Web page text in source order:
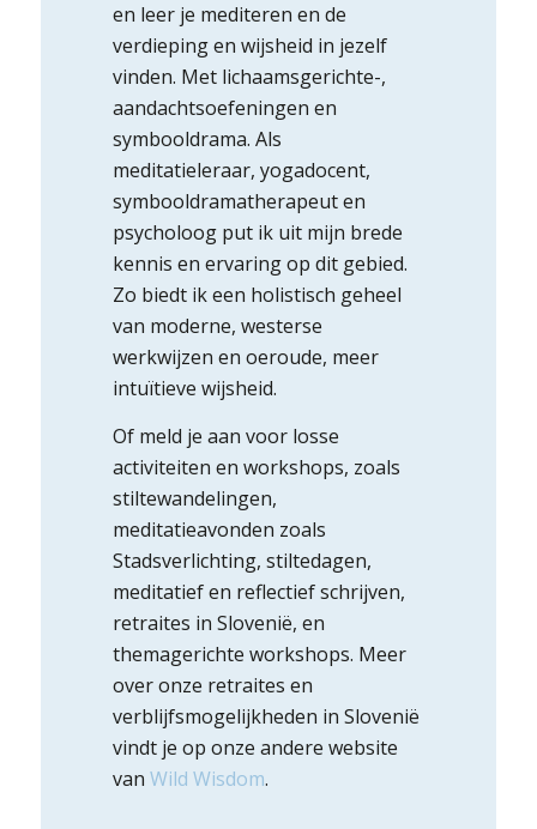
en leer je mediteren en de
verdieping en wijsheid in jezelf
vinden. Met lichaamsgerichte-,
aandachtsoefeningen en
symbooldrama. Als
meditatieleraar, yogadocent,
symbooldramatherapeut en
psycholoog put ik uit mijn brede
kennis en ervaring op dit gebied.
Zo biedt ik een holistisch geheel
van moderne, westerse
werkwijzen en oeroude, meer
intuïtieve wijsheid.
Of meld je aan voor losse
activiteiten en workshops, zoals
stiltewandelingen,
meditatieavonden zoals
Stadsverlichting, stiltedagen,
meditatief en reflectief schrijven,
retraites in Slovenië, en
themagerichte workshops. Meer
over onze retraites en
verblijfsmogelijkheden in Slovenië
vindt je op onze andere website
van Wild Wisdom.